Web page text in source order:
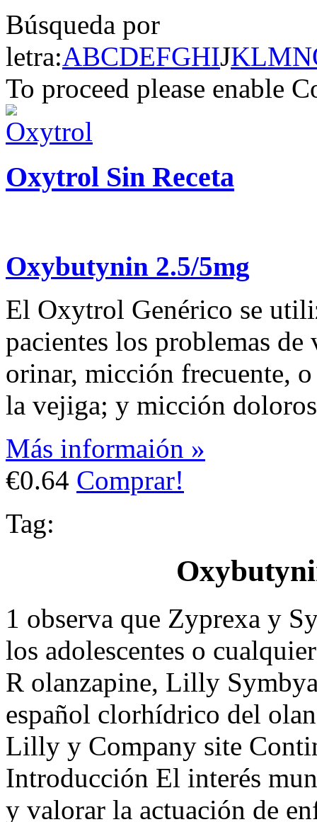
Búsqueda por
letra:ABCDEFGHIJKLMN
To proceed please enable
Oxytrol Sin Receta
Oxybutynin 2.5/5mg
El Oxytrol Genérico se
pacientes los problemas
orinar, micción frecuente,
la vejiga; y micción
Más informaión »
€0.64 Comprar!
Tag:
1 observa que Zyprexa y
los adolescentes o
R olanzapine, Lilly
español clorhídrico del
Lilly y Company site
Introducción El interés
y valorar la actuación de